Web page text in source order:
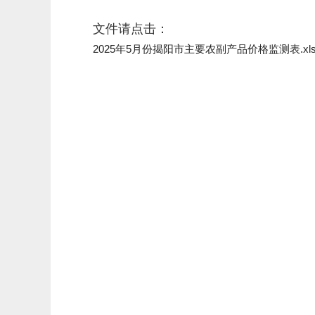
文件请点击：
2025年5月份揭阳市主要农副产品价格监测表